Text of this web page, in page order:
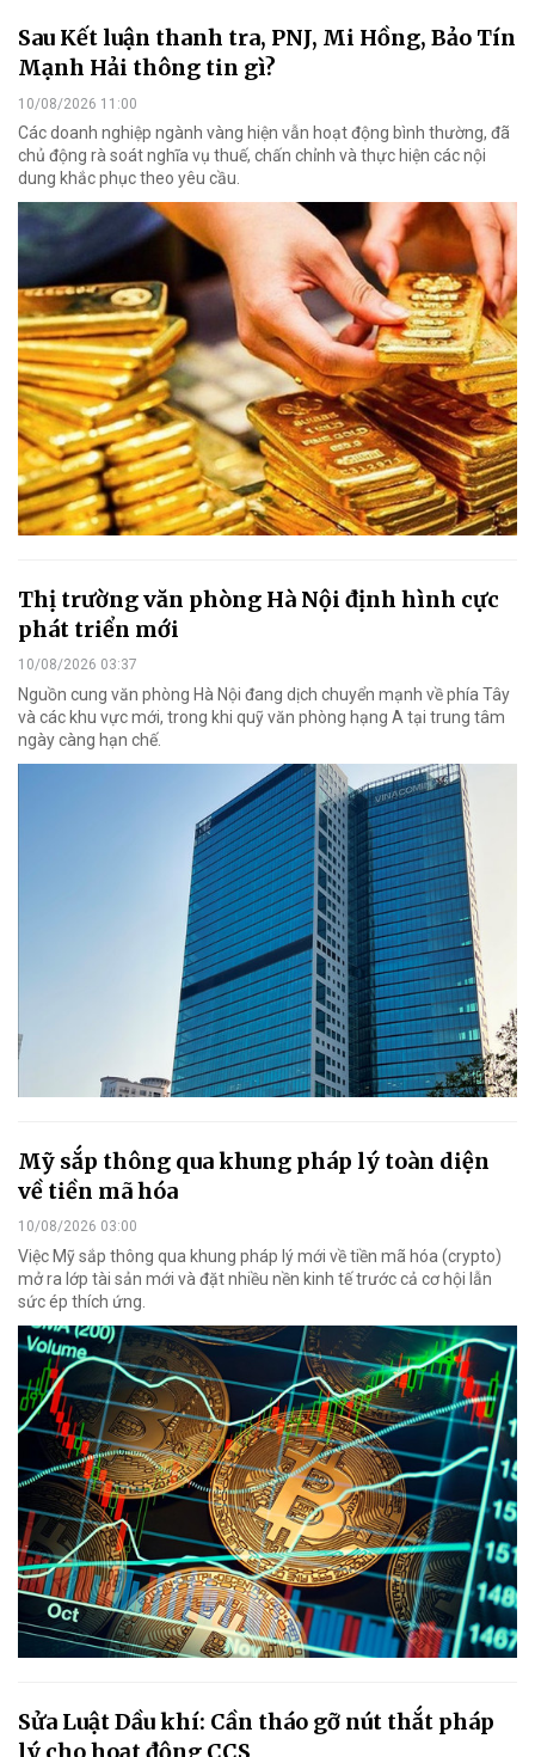
Sau Kết luận thanh tra, PNJ, Mi Hồng, Bảo Tín
Mạnh Hải thông tin gì?
10/08/2026 11:00
Các doanh nghiệp ngành vàng hiện vẫn hoạt động bình thường, đã
chủ động rà soát nghĩa vụ thuế, chấn chỉnh và thực hiện các nội
dung khắc phục theo yêu cầu.
Thị trường văn phòng Hà Nội định hình cực
phát triển mới
10/08/2026 03:37
Nguồn cung văn phòng Hà Nội đang dịch chuyển mạnh về phía Tây
và các khu vực mới, trong khi quỹ văn phòng hạng A tại trung tâm
ngày càng hạn chế.
Mỹ sắp thông qua khung pháp lý toàn diện
về tiền mã hóa
10/08/2026 03:00
Việc Mỹ sắp thông qua khung pháp lý mới về tiền mã hóa (crypto)
mở ra lớp tài sản mới và đặt nhiều nền kinh tế trước cả cơ hội lẫn
sức ép thích ứng.
Sửa Luật Dầu khí: Cần tháo gỡ nút thắt pháp